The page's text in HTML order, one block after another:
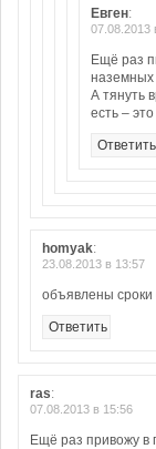
Евген:
07.08.2013
Ещё раз
наземных
А тянуть
есть –
Ответить
homyak:
23.08.2013 в 13:57
объявлены
Ответить
ras:
07.08.2013 в 15:56
Ещё раз привожу в